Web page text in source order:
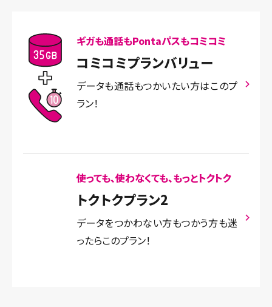
ギガも通話もPontaパスもコミコミ
コミコミプランバリュー
データも通話もつかいたい方はこのプ
ラン！
使っても、使わなくても、もっとトクトク
トクトクプラン2
データをつかわない方もつかう方も迷
ったらこのプラン！